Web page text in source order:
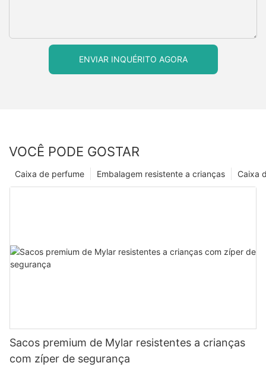
ENVIAR INQUÉRITO AGORA
VOCÊ PODE GOSTAR
Caixa
Embalagem resistente a crianças
Caixa de perfume
Sacos premium de Mylar resistentes a crianças
com zíper de segurança